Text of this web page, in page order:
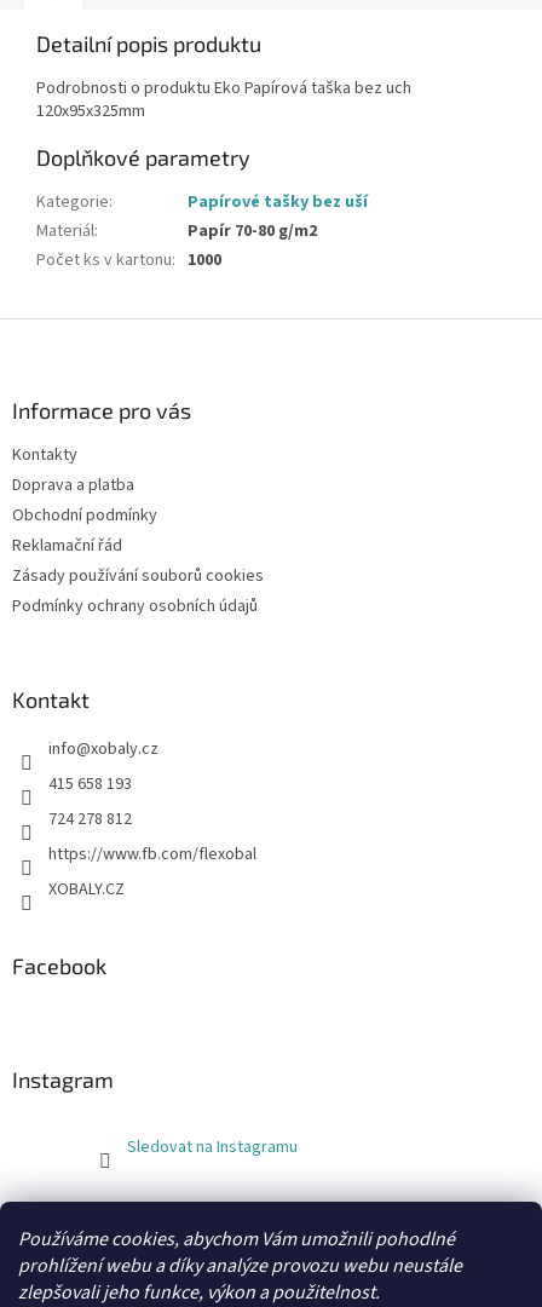
Používáme cookies, abychom Vám umožnili pohodlné
prohlížení webu a díky analýze provozu webu neustále
zlepšovali jeho funkce, výkon a použitelnost.
Detailní popis produktu
Podrobnosti o produktu Eko Papírová taška bez uch
120x95x325mm
Doplňkové parametry
Kategorie:
Papírové tašky bez uší
Materiál:
Papír 70-80 g/m2
Počet ks v kartonu: 1000
Informace pro vás
Kontakty
Doprava a platba
Obchodní podmínky
Reklamační řád
Zásady používání souborů cookies
Podmínky ochrany osobních údajů
Kontakt
info@xobaly.cz
415 658 193
724 278 812
https://www.fb.com/flexobal
XOBALY.CZ
Facebook
Instagram
Sledovat na Instagramu